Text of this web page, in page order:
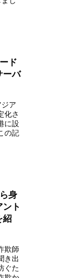
ド
ーバ
ア
化さ
に設
の記
身
ト
紹
欺師
き出
ぐた